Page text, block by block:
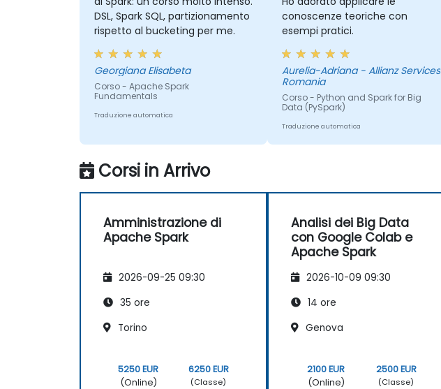
DSL, Spark SQL, partizionamento
rispetto al bucketing per me.
Georgiana Elisabeta
Corso - Apache Spark
Fundamentals
Traduzione automatica
conoscenze teoriche con
esempi pratici.
Aurelia-Adriana - Allianz Services
Romania
Corso - Python and Spark for Big
Data (PySpark)
Traduzione automatica
Corsi in Arrivo
Amministrazione di
Apache Spark
2026-09-25 09:30
35 ore
Torino
5250 EUR
(Online)
6250 EUR
(Classe)
Analisi dei Big Data
con Google Colab e
Apache Spark
2026-10-09 09:30
14 ore
Genova
2100 EUR
(Online)
2500 EUR
(Classe)